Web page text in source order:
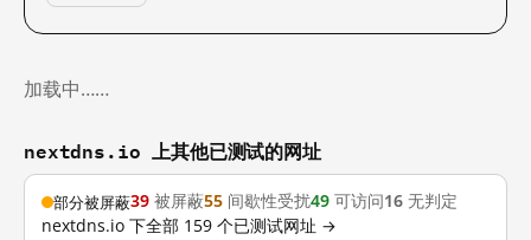
加载中……
nextdns.io 上其他已测试的网址
部分被屏蔽39 被屏蔽55 间歇性受扰49 可访问16 无判定
nextdns.io 下全部 159 个已测试网址 →